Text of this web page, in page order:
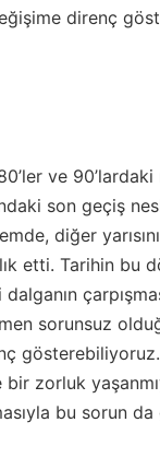
direnç
ve
son geçiş
diğer
etti. Tarihin bu
sorunsuz
zorluk
bu sorun